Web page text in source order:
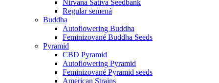
Nirvana Sativa Seedbank
Regular semená
Buddha
Autoflowering Buddha
Feminizované Buddha Seeds
Pyramid
CBD Pyramid
Autoflowering Pyramid
Feminizované Pyramid seeds
American Strains